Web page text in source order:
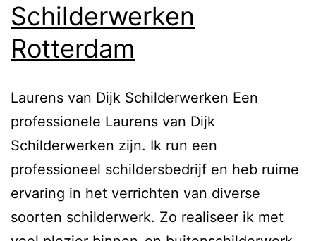
Schilderwerken
Rotterdam
Laurens van Dijk Schilderwerken Een
professionele Laurens van Dijk
Schilderwerken zijn. Ik run een
professioneel schildersbedrijf en heb ruime
ervaring in het verrichten van diverse
soorten schilderwerk. Zo realiseer ik met